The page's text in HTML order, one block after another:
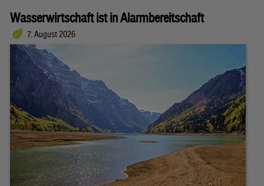
Wasserwirtschaft ist in Alarmbereitschaft
7. August 2026